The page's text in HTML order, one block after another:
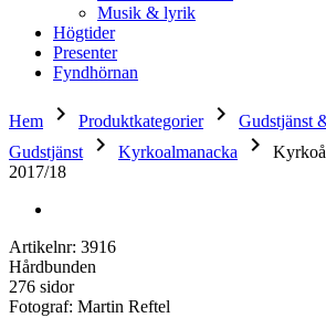
Musik & lyrik
Högtider
Presenter
Fyndhörnan
Hem keyboard_arrow_right Produktkategorier keyboard_arrow_right Gudstjänst
Gudstjänst keyboard_arrow_right Kyrkoalmanacka keyboard_arrow_right
2017/18
Artikelnr: 3916
Hårdbunden
276 sidor
Fotograf: Martin Reftel